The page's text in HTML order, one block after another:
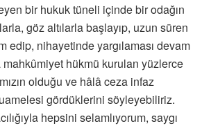
bir hukuk tüneli içinde bir odağın
göz altılarla başlayıp, uzun süren
edip, nihayetinde yargılaması devam
mahkûmiyet hükmü kurulan yüzlerce
olduğu ve hâlâ ceza infaz
gördüklerini söyleyebiliriz.
hepsini selamlıyorum, saygı